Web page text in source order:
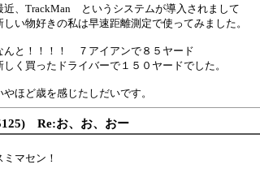
近、TrackMan というシステムが導入されまして
しい物好きの私は早速距離測定で使ってみました。
んと！！！！ ７アイアンで８５ヤード
しく買ったドライバーで１５０ヤードでした。
やほど歳を感じたしだいです。
Re:お、お、おー
ミマセン！